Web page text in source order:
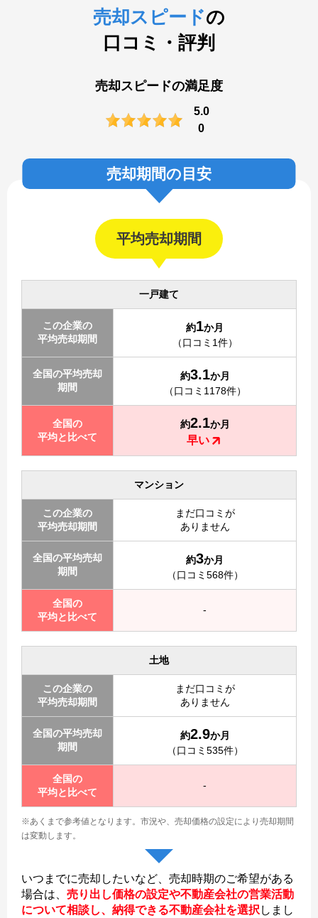
売却スピードの
口コミ・評判
売却スピードの満足度
5.0
0
売却期間の目安
平均売却期間
一戸建て
この企業の
平均売却期間
約1か月
（口コミ1件）
全国の平均売却
期間
約3.1か月
（口コミ1178件）
全国の
平均と比べて
約2.1か月
早い
マンション
この企業の
平均売却期間
まだ口コミが
ありません
全国の平均売却
期間
約3か月
（口コミ568件）
全国の
平均と比べて
-
土地
この企業の
平均売却期間
まだ口コミが
ありません
全国の平均売却
期間
約2.9か月
（口コミ535件）
全国の
平均と比べて
-
※あくまで参考値となります。 市況や、売却価格の設定により売却期間
は変動します。
いつまでに売却したいなど、売却時期のご希望がある
場合は、 売り出し価格の設定や不動産会社の営業活動
について相談し、納得できる不動産会社を選択 しまし